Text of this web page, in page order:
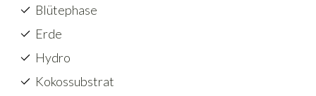
Blütephase
Erde
Hydro
Kokossubstrat